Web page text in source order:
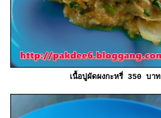
เนื้อปูผัดผงกะหรี่ 350 บาท